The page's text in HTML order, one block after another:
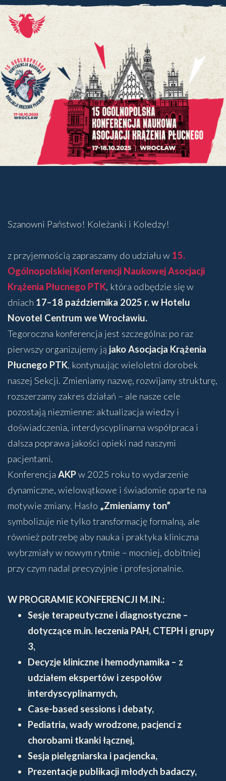
Szanowni Państwo! Koleżanki i Koledzy!
z przyjemnością zapraszamy do udziału w 15.
Ogólnopolskiej Konferencji Naukowej Asocjacji
Krążenia Płucnego PTK, która odbędzie się w
dniach 17–18 października 2025 r. w Hotelu
Novotel Centrum we Wrocławiu.
Tegoroczna konferencja jest szczególna: po raz
pierwszy organizujemy ją jako Asocjacja Krążenia
Płucnego PTK, kontynuując wieloletni dorobek
naszej Sekcji. Zmieniamy nazwę, rozwijamy strukturę,
rozszerzamy zakres działań – ale nasze cele
pozostają niezmienne: aktualizacja wiedzy i
doświadczenia, interdyscyplinarna współpraca i
dalsza poprawa jakości opieki nad naszymi
pacjentami.
Konferencja AKPw 2025 roku to wydarzenie
dynamiczne, wielowątkowe i świadomie oparte na
motywie zmiany. Hasło „Zmieniamy ton”
symbolizuje nie tylko transformację formalną, ale
również potrzebę aby nauka i praktyka kliniczna
wybrzmiały w nowym rytmie – mocniej, dobitniej
przy czym nadal precyzyjnie i profesjonalnie.
W PROGRAMIE KONFERENCJI M.IN.:
Sesje terapeutyczne i diagnostyczne –
dotyczące m.in. leczenia PAH, CTEPH i grupy
3,
Decyzje kliniczne i hemodynamika – z
udziałem ekspertów i zespołów
interdyscyplinarnych,
Case-based sessions i debaty,
Pediatria, wady wrodzone, pacjenci z
chorobami tkanki łącznej,
Sesja pielęgniarska i pacjencka,
Prezentacje publikacji młodych badaczy,